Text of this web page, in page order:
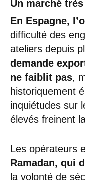
Un marché
En Espagne,
difficulté des
ateliers depuis
demande
ne faiblit pas,
historiquement
inquiétudes sur
élevés freinent
Les opérateurs
Ramadan, qui
la volonté de